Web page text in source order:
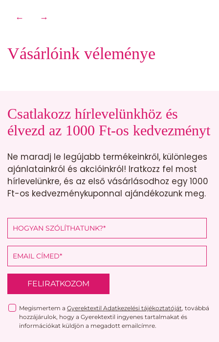
← →
Vásárlóink véleménye
Csatlakozz hírlevelünkhöz és
élvezd az 1000 Ft-os kedvezményt
Ne maradj le legújabb termékeinkről, különleges
ajánlatainkról és akcióinkról! Iratkozz fel most
hírlevelünkre, és az első vásárlásodhoz egy 1000
Ft-os kedvezménykuponnal ajándékozunk meg.
FELIRATKOZOM
Megismertem a Gyerektextil Adatkezelési tájékoztatóját, továbbá
hozzájárulok, hogy a Gyerektextil ingyenes tartalmakat és
információkat küldjön a megadott emailcímre.